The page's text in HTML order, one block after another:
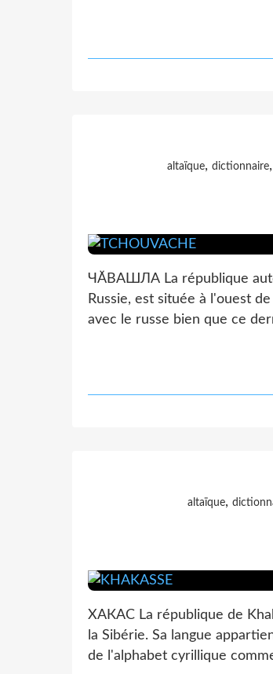
altaïque, dictionnaire,
ЧӐВАШЛА La république
Russie, est située à l'ouest
avec le russe bien que ce
altaïque,
ХАКАС La république de
la Sibérie. Sa langue
de l'alphabet cyrillique